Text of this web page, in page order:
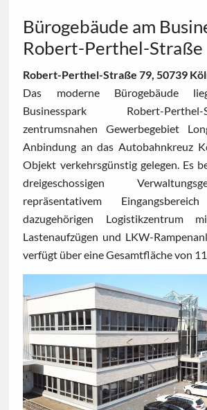
Bürogebäude am
Robert-Perthel-Straße
Robert-Perthel-Straße 79, 50739
Das moderne Bürogebäude
Businesspark Robert-
zentrumsnahen Gewerbegebiet
Anbindung an das Autobahnkreuz
Objekt verkehrsgünstig gelegen. Es
dreigeschossigen
repräsentativem
dazugehörigen Logistikzentrum
Lastenaufzügen und LKW-
verfügt über eine Gesamtfläche von